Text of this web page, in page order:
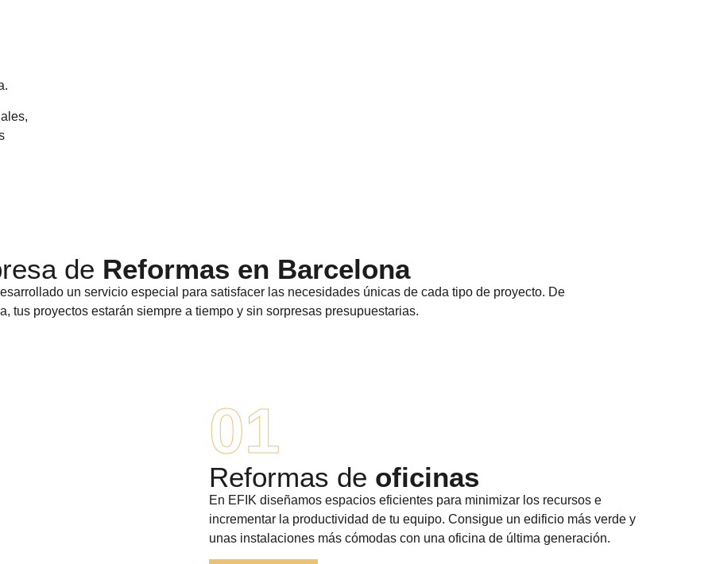
de Reformas en Barcelona
un servicio especial para satisfacer las necesidades únicas de cada tipo de proyecto. De
tus proyectos estarán siempre a tiempo y sin sorpresas presupuestarias.
01
Reformas de oficinas
En EFIK diseñamos espacios eficientes para minimizar los recursos e
incrementar la productividad de tu equipo. Consigue un edificio más verde y
unas instalaciones más cómodas con una oficina de última generación.